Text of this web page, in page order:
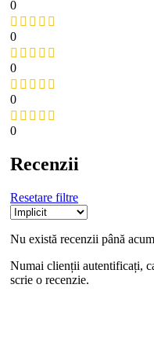
0
0
0
0
0
Recenzii
Resetare filtre
Nu există recenzii până
Numai clienții autentificați,
scrie o recenzie.